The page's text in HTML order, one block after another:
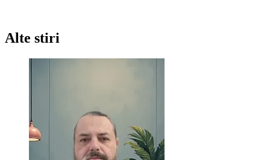
Alte stiri